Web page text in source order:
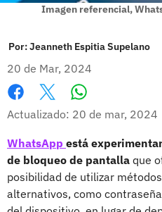
Imagen referencial,
Por:Jeanneth Espitia Supelano
20 de Mar, 2024
Facebook
X
Actualizado: 20 de mar, 2024
WhatsApp está
de bloqueo de pantalla que
posibilidad de utilizar
alternativos, como